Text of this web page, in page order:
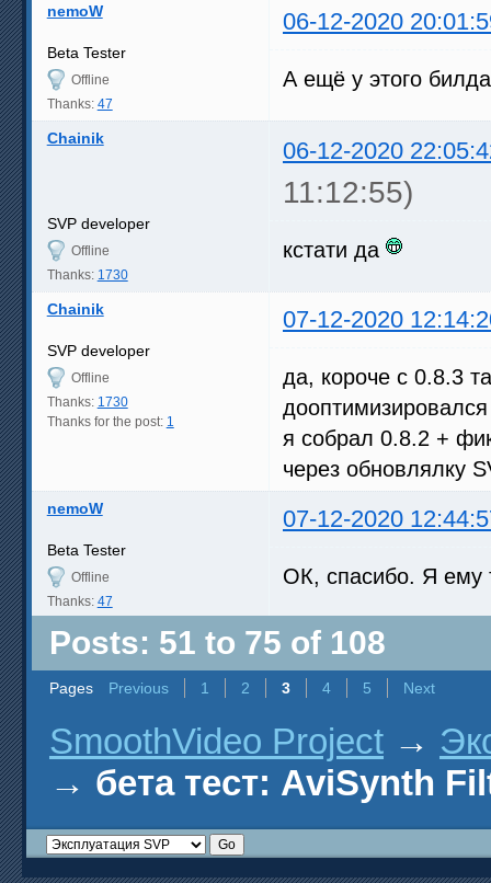
nemoW 06-12-2020
Beta Tester
Offline
Thanks: 47
А ещё у этого
Chainik 06-12-2020
11:12:55)
SVP developer
Offline
Thanks: 1730
кстати да
Chainik 07-12-2020
SVP developer
Offline
Thanks: 1730
Thanks for the post: 1
да, короче с 0.8.3
я собрал 0.8.2 +
через обновлялку
nemoW 07-12-2020
Beta Tester
Offline
Thanks: 47
ОК, спасибо. Я ему
Posts: 51 to 75 of 108
Pages Previous 1 2 3 4 5 Next
SmoothVideo Project →
→ бета тест: AviSynth